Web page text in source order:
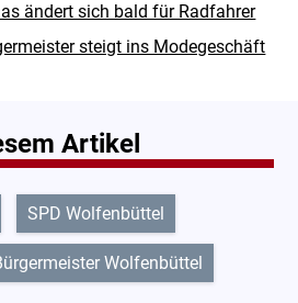
ändert sich bald für Radfahrer
steigt ins Modegeschäft
Artikel
SPD Wolfenbüttel
Wolfenbüttel